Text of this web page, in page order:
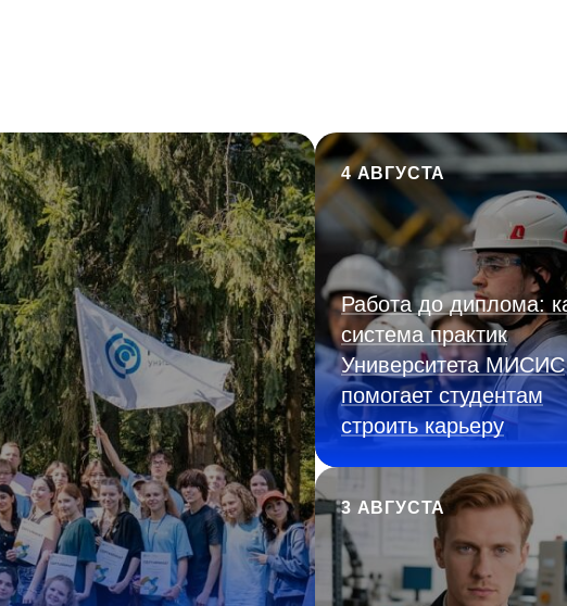
4 АВГУСТА
Работа до диплома:
система практик
Университета МИСИС
помогает студентам
строить карьеру
3 АВГУСТА